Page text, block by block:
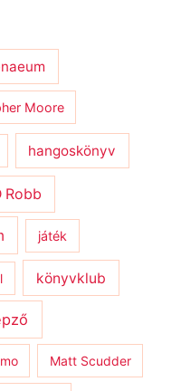
Moore
hangoskönyv
Robb
játék
könyvklub
Matt Scudder